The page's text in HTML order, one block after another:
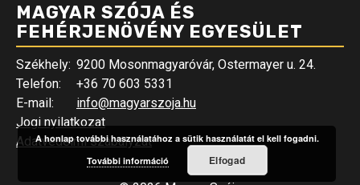
MAGYAR SZÓJA ÉS
FEHÉRJENÖVÉNY EGYESÜLET
Székhely: 9200 Mosonmagyaróvár, Ostermayer u. 24.
Telefon:
+36 70 603 5331
E-mail:
info@magyarszoja.hu
Jogi nyilatkozat
Adatvédelmi szabályzat
A honlap további használatához a sütik használatát el kell fogadni.
További információ
Elfogad